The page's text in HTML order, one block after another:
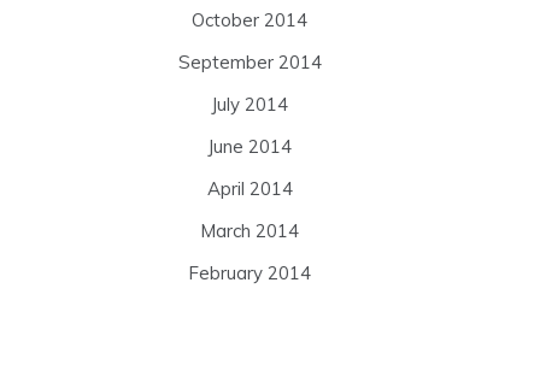
October 2014
September 2014
July 2014
June 2014
April 2014
March 2014
February 2014